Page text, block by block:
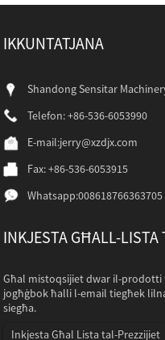
IKKUNTATJANA
Shandong Sensitar
Telefon: +86-536-6053990
E-mail:jerry@xzdjx.com
Fax: +86-536-6053915
Whatsapp:008618766363705
INKJESTA GĦALL-LISTA
Għal mistoqsijiet dwar il-prodotti
jogħġbok ħalli l-email tiegħek
siegħa.
Inkjesta Għal Lista tal-Prezzijiet